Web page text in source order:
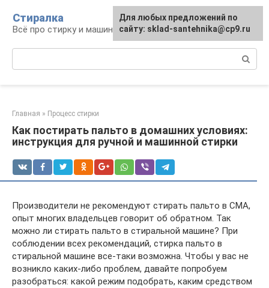
контенту
Стиралка
Всё про стирку и машинки
Главная » Процесс стирки
Как постирать пальто в домашних условиях:
инструкция для ручной и машинной стирки
Производители не рекомендуют стирать пальто в СМА,
опыт многих владельцев говорит об обратном. Так
можно ли стирать пальто в стиральной машине? При
соблюдении всех рекомендаций, стирка пальто в
стиральной машине все-таки возможна. Чтобы у вас не
возникло каких-либо проблем, давайте попробуем
разобраться: какой режим подобрать, каким средством
Для любых предложений по
сайту: sklad-santehnika@cp9.ru